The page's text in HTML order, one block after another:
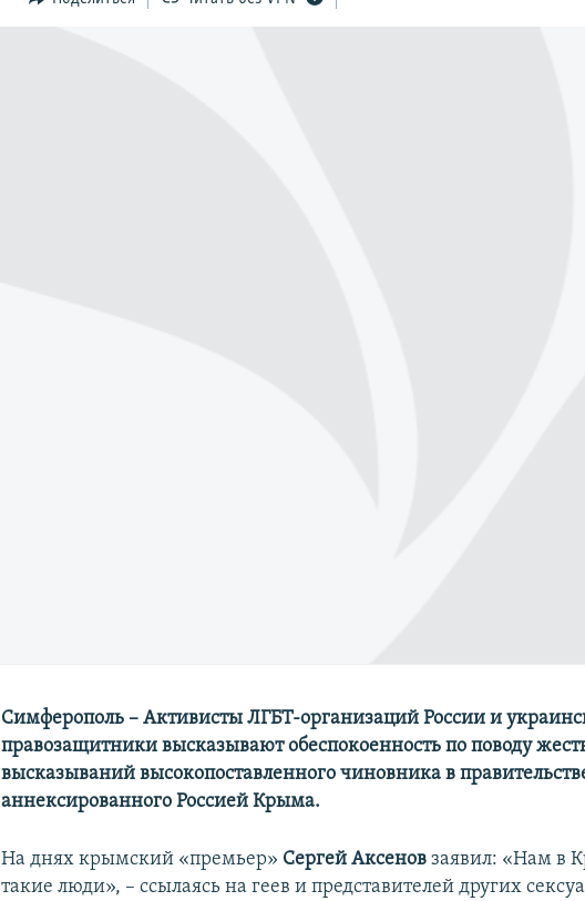
Симферополь – Активисты ЛГБТ-организаций России и
правозащитники высказывают обеспокоенность по поводу
высказываний высокопоставленного чиновника в
аннексированного Россией Крыма.
На днях крымский «премьер» Сергей Аксенов заявил: «Нам в
такие люди», – ссылаясь на геев и представителей других